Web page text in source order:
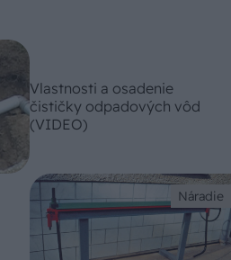
Vlastnosti a osadenie
čističky odpadových vôd
(VIDEO)
Náradie